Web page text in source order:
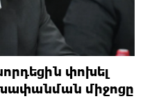
փոխել
միջոցը